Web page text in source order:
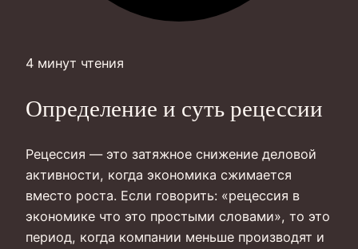
4 минут чтения
Определение и суть рецессии
Рецессия — это затяжное снижение деловой
активности, когда экономика сжимается
вместо роста. Если говорить: «рецессия в
экономике что это простыми словами», то это
период, когда компании меньше производят и